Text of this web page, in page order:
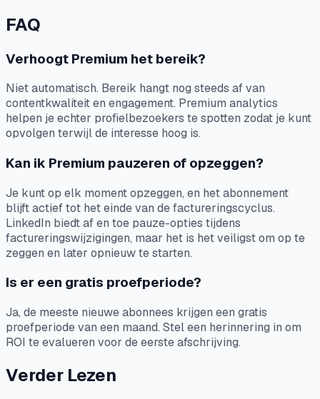
FAQ
Verhoogt Premium het bereik?
Niet automatisch. Bereik hangt nog steeds af van
contentkwaliteit en engagement. Premium analytics
helpen je echter profielbezoekers te spotten zodat je kunt
opvolgen terwijl de interesse hoog is.
Kan ik Premium pauzeren of opzeggen?
Je kunt op elk moment opzeggen, en het abonnement
blijft actief tot het einde van de factureringscyclus.
LinkedIn biedt af en toe pauze-opties tijdens
factureringswijzigingen, maar het is het veiligst om op te
zeggen en later opnieuw te starten.
Is er een gratis proefperiode?
Ja, de meeste nieuwe abonnees krijgen een gratis
proefperiode van een maand. Stel een herinnering in om
ROI te evalueren voor de eerste afschrijving.
Verder Lezen